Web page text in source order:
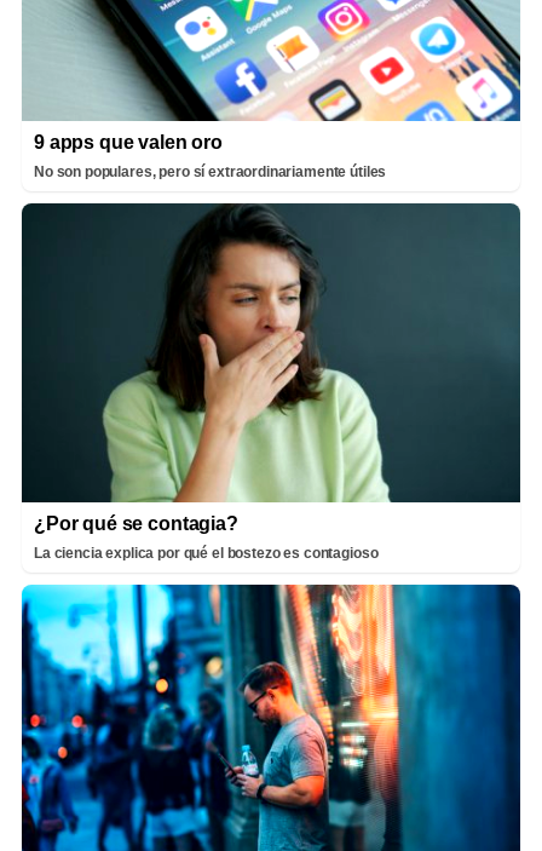
9 apps que valen oro
No son populares, pero sí extraordinariamente útiles
¿Por qué se contagia?
La ciencia explica por qué el bostezo es contagioso